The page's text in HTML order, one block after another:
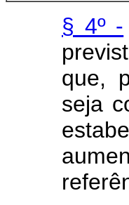
§ 4º -
que,
seja